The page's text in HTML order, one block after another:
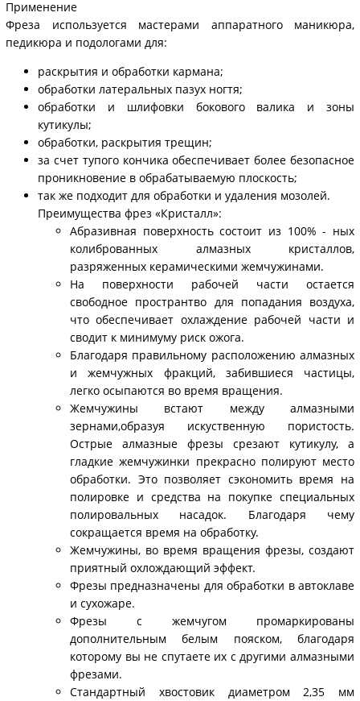
Применение
Фреза используется мастерами аппаратного маникюра,
педикюра и подологами для:
раскрытия и обработки кармана;
обработки латеральных пазух ногтя;
обработки и шлифовки бокового валика и зоны
кутикулы;
обработки, раскрытия трещин;
за счет тупого кончика обеспечивает более безопасное
проникновение в обрабатываемую плоскость;
так же подходит для обработки и удаления мозолей.
Преимущества фрез «Кристалл»:
Абразивная поверхность состоит из 100% - ных
колиброванных алмазных кристаллов,
разряженных керамическими жемчужинами.
На поверхности рабочей части остается
свободное пространтво для попадания воздуха,
что обеспечивает охлаждение рабочей части и
сводит к минимуму риск ожога.
Благодаря правильному расположению алмазных
и жемчужных фракций, забившиеся частицы,
легко осыпаются во время вращения.
Жемчужины встают между алмазными
зернами,образуя искуственную пористость.
Острые алмазные фрезы срезают кутикулу, а
гладкие жемчужинки прекрасно полируют место
обработки. Это позволяет сэкономить время на
полировке и средства на покупке специальных
полировальных насадок. Благодаря чему
сокращается время на обработку.
Жемчужины, во время вращения фрезы, создают
приятный охлождающий эффект.
Фрезы предназначены для обработки в автоклаве
и сухожаре.
Фрезы с жемчугом промаркированы
дополнительным белым пояском, благодаря
которому вы не спутаете их с другими алмазными
фрезами.
Стандартный хвостовик диаметром 2,35 мм